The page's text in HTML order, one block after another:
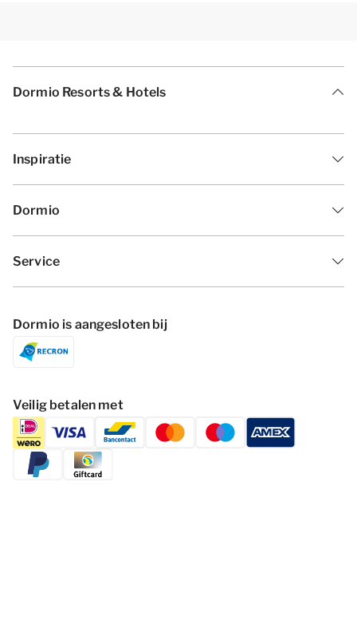
Dormio Resorts & Hotels
Inspiratie
Dormio
Service
Dormio is aangesloten bij
Veilig betalen met